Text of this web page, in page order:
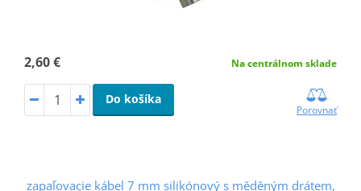
2,60 € Na centrálnom sklade
Do košíka
Porovnať
zapaľovacie kábel 7 mm silikónový s měděným drátem,